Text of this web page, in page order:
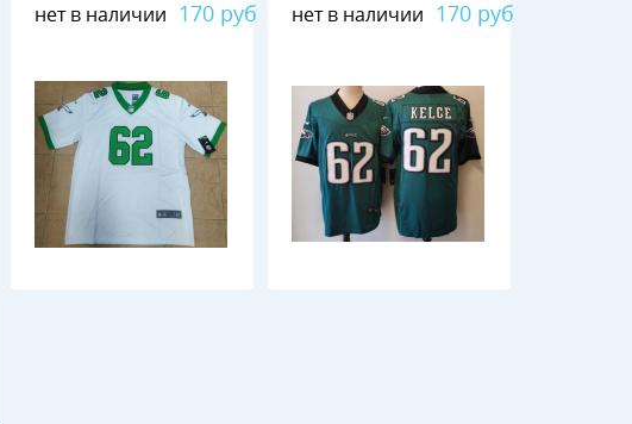
нет в наличии 170 руб нет в наличии 170 руб